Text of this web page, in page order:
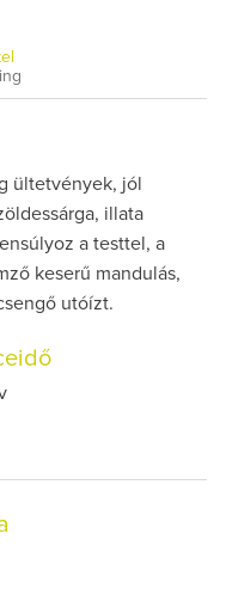
ültetvények, jól
illata
a testtel, a
keserű mandulás,
utóízt.